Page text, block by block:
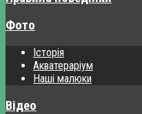
Фото
Історія
Акватераріум
Наші малюки
Відео